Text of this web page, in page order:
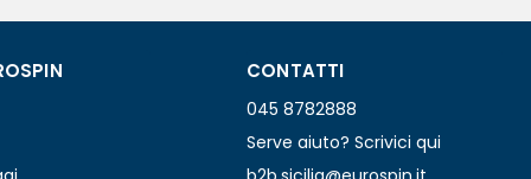
CONTATTI
045 8782888
Serve aiuto? Scrivici qui